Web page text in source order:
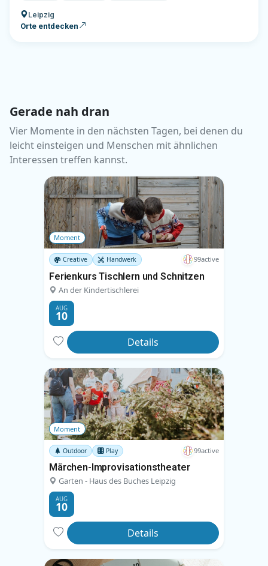
Gerade nah dran
Vier Momente in den nächsten Tagen, bei denen du
leicht einsteigen und Menschen mit ähnlichen
Interessen treffen kannst.
Moment
Creative Handwerk 99active
Ferienkurs Tischlern und Schnitzen
An der Kindertischlerei
AUG
10
Details
Moment
Outdoor Play 99active
Märchen-Improvisationstheater
Garten - Haus des Buches Leipzig
AUG
10
Details